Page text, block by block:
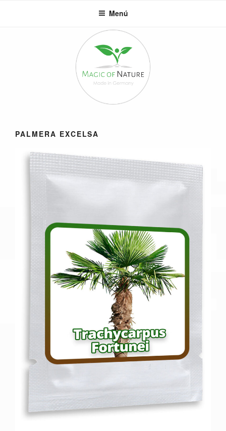
Menú
PALMERA EXCELSA